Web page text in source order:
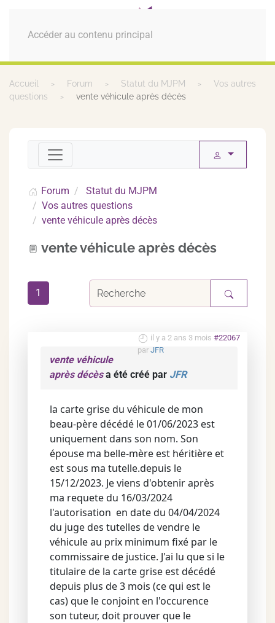
Accéder au contenu principal
MENU
Accueil Forum Statut du MJPM
Vos autres
questions
vente véhicule après décès
Forum
Statut du MJPM
Vos autres questions
vente véhicule après décès
vente véhicule après décès
1
il y a 2 ans 3 mois #22067
par JFR
vente véhicule
après décèsa été créé par JFR
la carte grise du véhicule de mon
beau-père décédé le 01/06/2023 est
uniquement dans son nom. Son
épouse ma belle-mère est héritière et
est sous ma tutelle.depuis le
15/12/2023. Je viens d'obtenir après
ma requete du 16/03/2024
l'autorisation en date du 04/04/2024
du juge des tutelles de vendre le
véhicule au prix minimum fixé par le
commissaire de justice. J'ai lu que si le
titulaire de la carte grise est décédé
depuis plus de 3 mois (ce qui est le
cas) que le conjoint en l'occurence
son tuteur, doit prouver que le